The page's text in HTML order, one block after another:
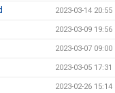
2023-03-14 20:55
2023-03-09 19:56
2023-03-07 09:00
2023-03-05 17:31
2023-02-26 15:14